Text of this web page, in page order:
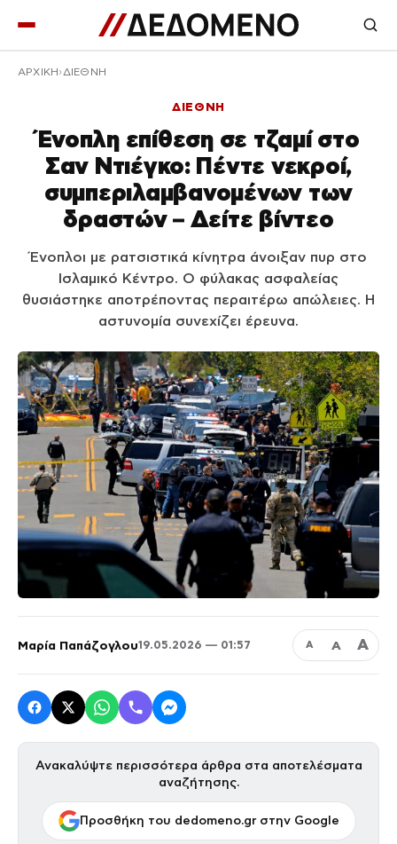
ΑΡΧΙΚΉ ΔΙΕΘΝΗ
ΔΙΕΘΝΗ
Ένοπλη επίθεση σε τζαμί στο
Σαν Ντιέγκο: Πέντε νεκροί,
συμπεριλαμβανομένων των
δραστών – Δείτε βίντεο
Ένοπλοι με ρατσιστικά κίνητρα άνοιξαν πυρ στο
Ισλαμικό Κέντρο. Ο φύλακας ασφαλείας
θυσιάστηκε αποτρέποντας περαιτέρω απώλειες. Η
αστυνομία συνεχίζει έρευνα.
Μαρία Παπάζογλου19.05.2026 — 01:57 Α Α Α
Ανακαλύψτε περισσότερα άρθρα στα αποτελέσματα
αναζήτησης.
Προσθήκη του dedomeno.gr στην Google